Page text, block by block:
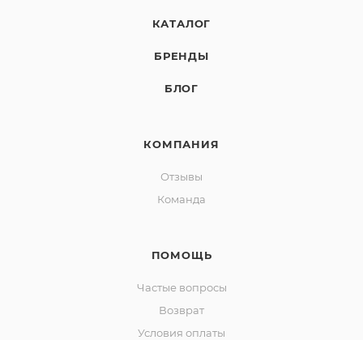
КАТАЛОГ
БРЕНДЫ
БЛОГ
КОМПАНИЯ
Отзывы
Команда
ПОМОЩЬ
Частые вопросы
Возврат
Условия оплаты